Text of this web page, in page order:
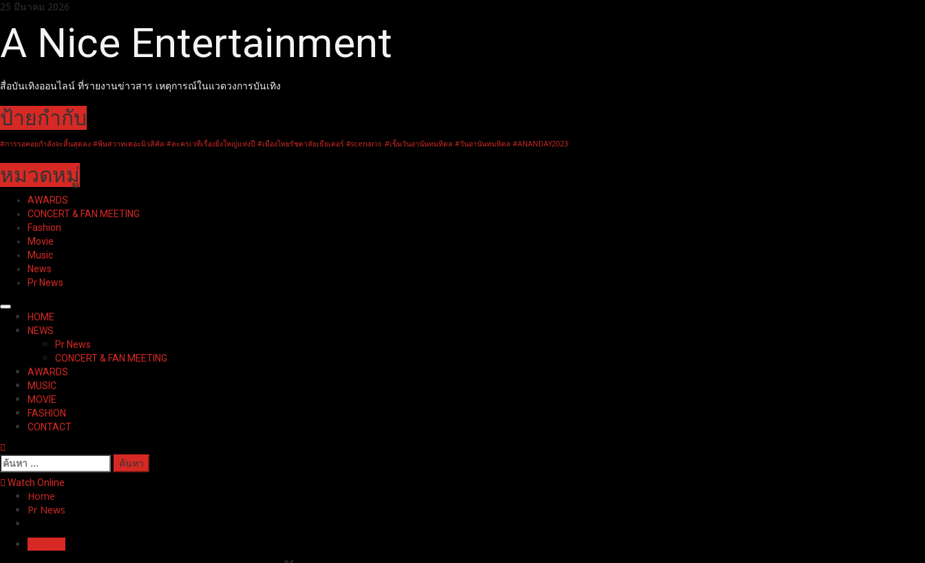
Skip
content
25 มีนาคม 2026
A Nice Entertainment
สื่อบันเทิงออนไลน์ ที่รายงานข่าวสาร เหตุการณ์ในแวดวงการบันเทิง
ป้ายกำกับ
#การรอคอยกำลังจะสิ้นสุดลง #พิษสวาทเดอะมิวสิคัล #ละครเวทีเรื่องยิ่งใหญ่แห่งปี #เมืองไทยรัชดาลัยเธียเตอร์ #scenario #เข็มวันอานันทมหิดล #วันอานันทมหิดล #ANANDAY2023
หมวดหมู่
AWARDS
CONCERT & FAN MEETING
Fashion
Movie
Music
News
Pr News
Primary
Menu
HOME
NEWS
Pr News
CONCERT & FAN MEETING
AWARDS
MUSIC
MOVIE
FASHION
CONTACT
ค้นหา
สำหรับ:
Watch Online
Home
Pr News